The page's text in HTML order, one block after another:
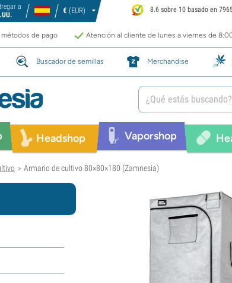
a
€ (EUR) 8.6 sobre 10 basado en
métodos de pago Atención al cliente de lunes a viernes de
Buscador de semillas Merchandise
Headshop Vaporshop
> Armario de cultivo 80×80×180 (Zamnesia)